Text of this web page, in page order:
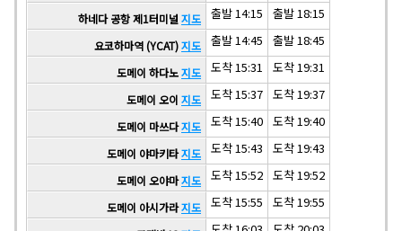
하네다 공항 제1터미널 지도 출발 14:15 출발 18:15
요코하마역 (YCAT)지도 출발 14:45 출발 18:45
도메이 하다노지도 도착 15:31 도착 19:31
도메이 오이 지도 도착 15:37 도착 19:37
도메이 마쓰다지도 도착 15:40 도착 19:40
도메이 야마키타지도 도착 15:43 도착 19:43
도메이 오야마지도 도착 15:52 도착 19:52
도메이 아시가라지도 도착 15:55 도착 19:55